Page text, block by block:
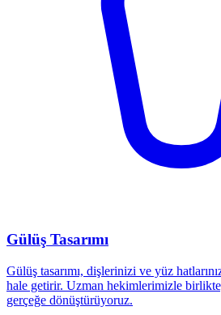
Gülüş Tasarımı
Gülüş tasarımı, dişlerinizi ve yüz
hale getirir. Uzman hekimlerimizle
gerçeğe dönüştürüyoruz.